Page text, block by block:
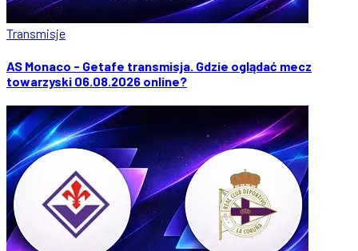
Transmisje
AS Monaco - Getafe transmisja. Gdzie oglądać mecz
towarzyski 06.08.2026 online?